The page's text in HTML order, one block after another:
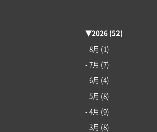
▼2026 (52)
- 8月 (1)
- 7月 (7)
- 6月 (4)
- 5月 (8)
- 4月 (9)
- 3月 (8)